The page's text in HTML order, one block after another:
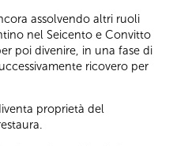
assolvendo altri ruoli
nel Seicento e Convitto
poi divenire, in una fase di
ricovero per
proprietà del